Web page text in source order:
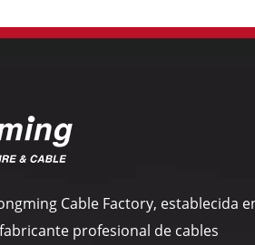
Cable Factory, establecida
profesional de cables